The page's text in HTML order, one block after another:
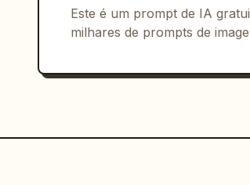
Este é um prompt de IA
milhares de prompts de